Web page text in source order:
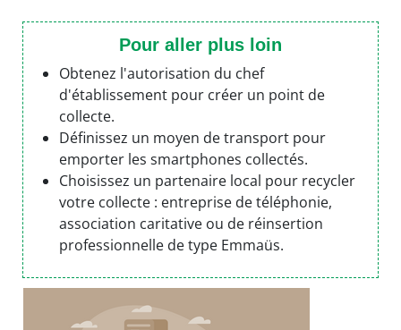
Pour aller plus loin
Obtenez l'autorisation du chef
d'établissement pour créer un point de
collecte.
Définissez un moyen de transport pour
emporter les smartphones collectés.
Choisissez un partenaire local pour recycler
votre collecte : entreprise de téléphonie,
association caritative ou de réinsertion
professionnelle de type Emmaüs.